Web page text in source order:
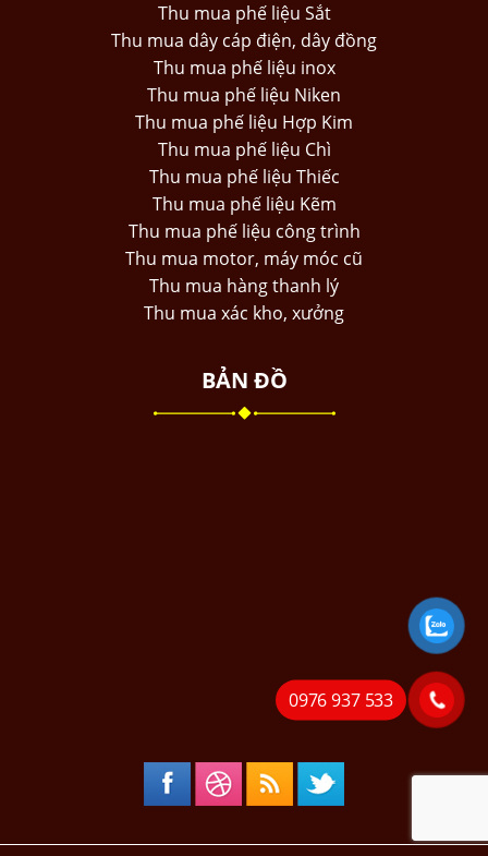
Thu mua phế liệu Sắt
Thu mua dây cáp điện, dây đồng
Thu mua phế liệu inox
Thu mua phế liệu Niken
Thu mua phế liệu Hợp Kim
Thu mua phế liệu Chì
Thu mua phế liệu Thiếc
Thu mua phế liệu Kẽm
Thu mua phế liệu công trình
Thu mua motor, máy móc cũ
Thu mua hàng thanh lý
Thu mua xác kho, xưởng
BẢN ĐỒ
0976 937 533